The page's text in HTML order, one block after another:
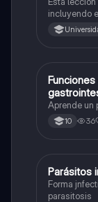
incluyendo
nitrógeno,
Biologia
Aprende un
10 36
Biologia
Parásitos
Forma jnfectiva,
parasitosis